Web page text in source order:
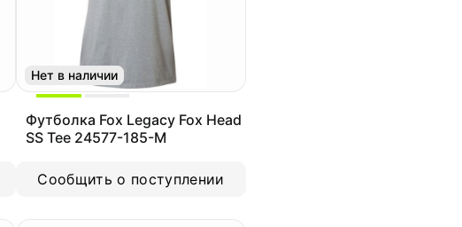
Нет в наличии
Футболка Fox Legacy Fox Head
SS Tee 24577-185-M
Сообщить о поступлении